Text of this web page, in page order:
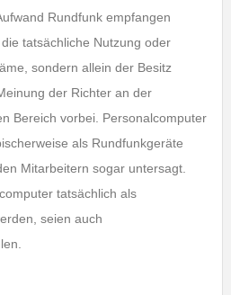
Rundfunk empfangen
tatsächliche Nutzung oder
sondern allein der Besitz
der Richter an der
Bereich vorbei. Personalcomputer
als Rundfunkgeräte
Mitarbeitern sogar untersagt.
tatsächlich als
seien auch